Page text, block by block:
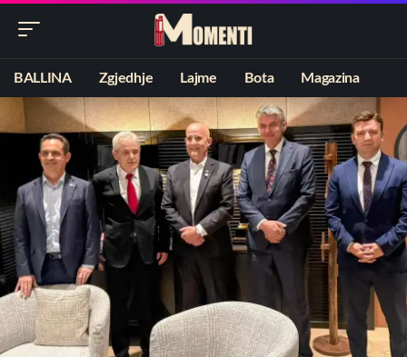
BALLINA Zgjedhje Lajme Bota Magazina